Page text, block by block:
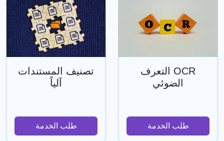
OCR التعرف
الضوئي
طلب الخدمة
تصنيف المستندات
آلياً
طلب الخدمة